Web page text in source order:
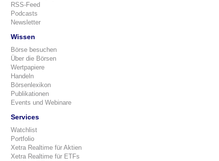
RSS-Feed
Podcasts
Newsletter
Wissen
Börse besuchen
Über die Börsen
Wertpapiere
Handeln
Börsenlexikon
Publikationen
Events und Webinare
Services
Watchlist
Portfolio
Xetra Realtime für Aktien
Xetra Realtime für ETFs